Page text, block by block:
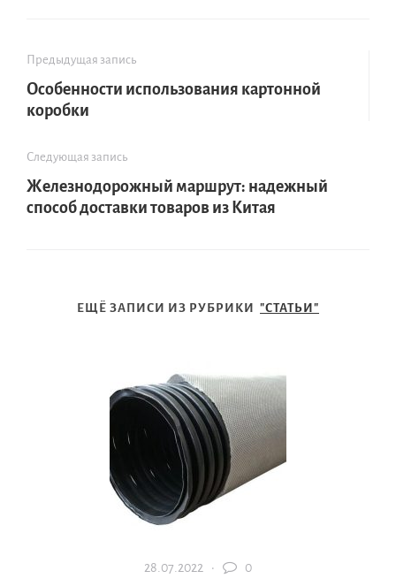
Предыдущая запись
Особенности использования картонной
коробки
Следующая запись
Железнодорожный маршрут: надежный
способ доставки товаров из Китая
ЕЩЁ ЗАПИСИ ИЗ РУБРИКИ "СТАТЬИ"
28.07.2022 · 0